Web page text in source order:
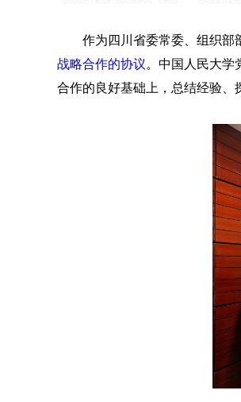
作为四川省委常委、组织部
战略合作的协议。中国人民大学
合作的良好基础上，总结经验、